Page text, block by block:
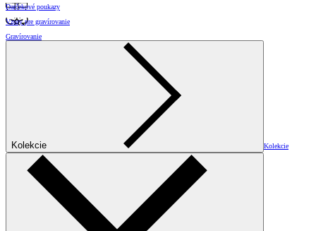
Darčekové poukazy
Vzory pre gravírovanie
Gravírovanie
Kolekcie Kolekcie